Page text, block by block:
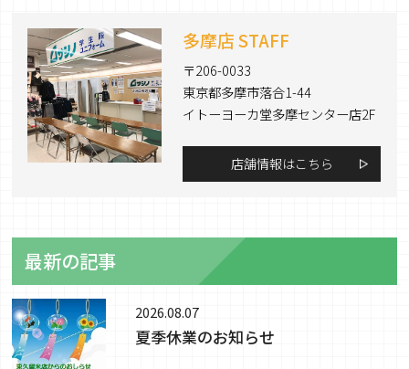
多摩店 STAFF
〒206-0033
東京都多摩市落合1-44
イトーヨーカ堂多摩センター店2F
店舗情報はこちら
最新の記事
2026.08.07
夏季休業のお知らせ